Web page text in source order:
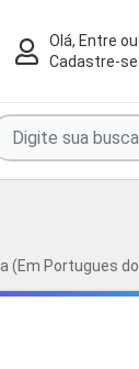
Olá, Entre ou
Cadastre-se
(Em Portugues